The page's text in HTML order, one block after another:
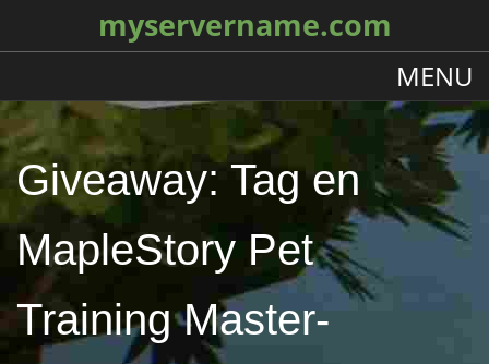
myservername.com
MENU
Giveaway: Tag en
MapleStory Pet
Training Master-